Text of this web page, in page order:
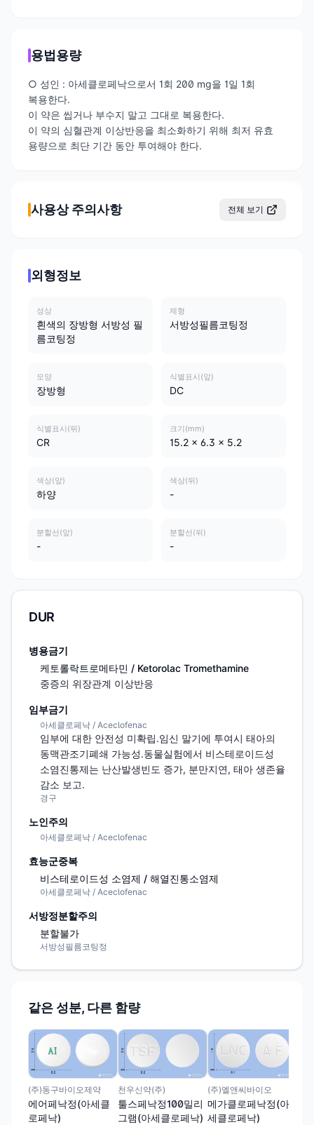
용법용량
○ 성인 : 아세클로페낙으로서 1회 200 mg을 1일 1회
복용한다.
이 약은 씹거나 부수지 말고 그대로 복용한다.
이 약의 심혈관계 이상반응을 최소화하기 위해 최저 유효
용량으로 최단 기간 동안 투여해야 한다.
사용상 주의사항 전체 보기
외형정보
성상
흰색의 장방형 서방성 필
름코팅정
제형
서방성필름코팅정
모양
장방형
식별표시(앞)
DC
식별표시(뒤)
CR
크기(mm)
15.2 x 6.3 x 5.2
색상(앞)
하양
색상(뒤)
-
분할선(앞)
-
분할선(뒤)
-
DUR
병용금기
케토롤락트로메타민 / Ketorolac Tromethamine
중증의 위장관계 이상반응
임부금기
아세클로페낙 / Aceclofenac
임부에 대한 안전성 미확립.임신 말기에 투여시 태아의
동맥관조기폐쇄 가능성.동물실험에서 비스테로이드성
소염진통제는 난산발생빈도 증가, 분만지연, 태아 생존율
감소 보고.
경구
노인주의
아세클로페낙 / Aceclofenac
효능군중복
비스테로이드성 소염제 / 해열진통소염제
아세클로페낙 / Aceclofenac
서방정분할주의
분할불가
서방성필름코팅정
같은 성분, 다른 함량
(주)동구바이오제약
에어페낙정(아세클
로페낙)
천우신약(주)
툴스페낙정100밀리
그램(아세클로페낙)
(주)엘앤씨바이오
메가클로페낙정(아
세클로페낙)